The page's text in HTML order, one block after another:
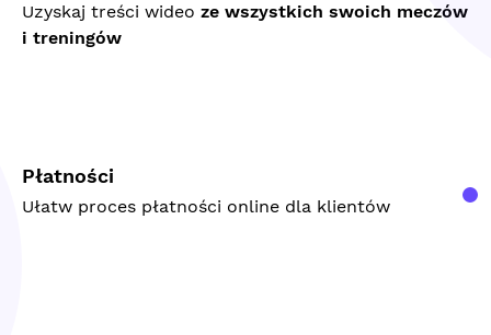
Uzyskaj treści wideo ze wszystkich swoich meczów
i treningów
Płatności
Ułatw proces płatności online dla klientów